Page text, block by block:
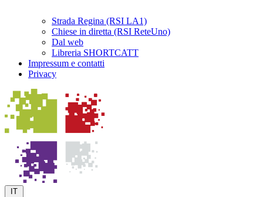
Strada Regina (RSI LA1)
Chiese in diretta (RSI ReteUno)
Dal web
Libreria SHORTCATT
Impressum e contatti
Privacy
IT